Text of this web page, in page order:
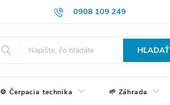
0908 109 249
Formulár na reklamácie a vrátenie tovaru
HĽADAŤ
⚙️ Čerpacia technika 🌱 Záhrada